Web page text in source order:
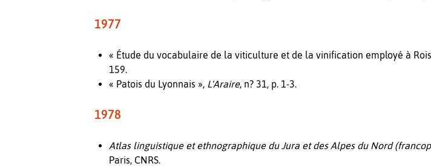
1977
« Étude du vocabulaire de la viticulture et de la vinification employé à
159.
« Patois du Lyonnais », L'Araire, n? 31, p. 1-3.
1978
Atlas linguistique et ethnographique du Jura et des Alpes du Nord
Paris, CNRS.